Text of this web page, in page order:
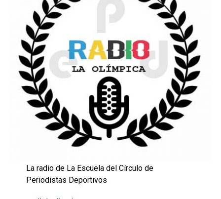
La radio de La Escuela del Círculo de
Periodistas Deportivos